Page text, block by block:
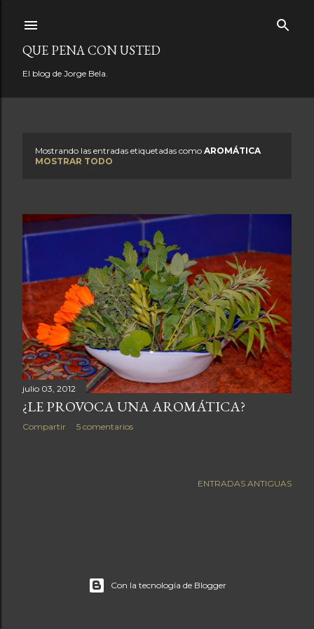
QUE PENA CON USTED
El blog de Jorge Bela.
t
r
a
d
a
s
Mostrando las entradas etiquetadas como AROMÁTICA
MOSTRAR TODO
julio 03, 2012
¿LE PROVOCA UNA AROMÁTICA?
Compartir 5 comentarios
ENTRADAS ANTIGUAS
Con la tecnología de Blogger